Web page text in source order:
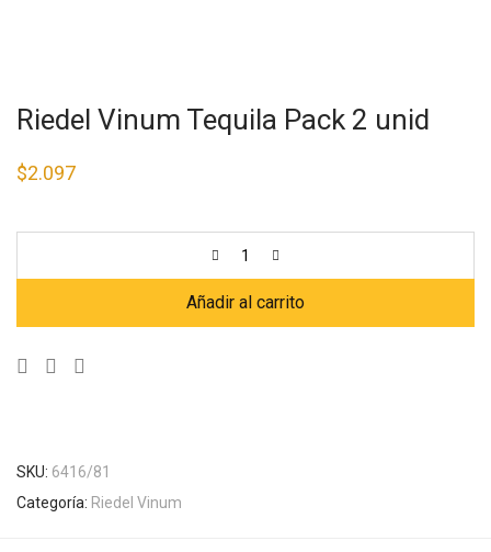
Riedel Vinum Tequila Pack 2 unid
$2.097
Añadir al carrito
SKU: 6416/81
Categoría: Riedel Vinum